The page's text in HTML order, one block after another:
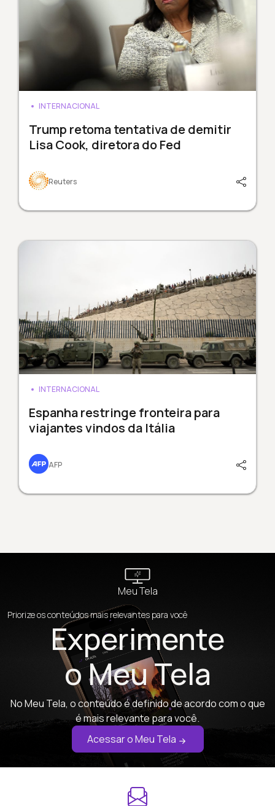
INTERNACIONAL
Trump retoma tentativa de demitir
Lisa Cook, diretora do Fed
Reuters
INTERNACIONAL
Espanha restringe fronteira para
viajantes vindos da Itália
AFP
Meu Tela
Priorize os conteúdos mais relevantes para você
Experimente
o Meu Tela
No Meu Tela, o conteúdo é definido de acordo com o que
é mais relevante para você.
Acessar o Meu Tela